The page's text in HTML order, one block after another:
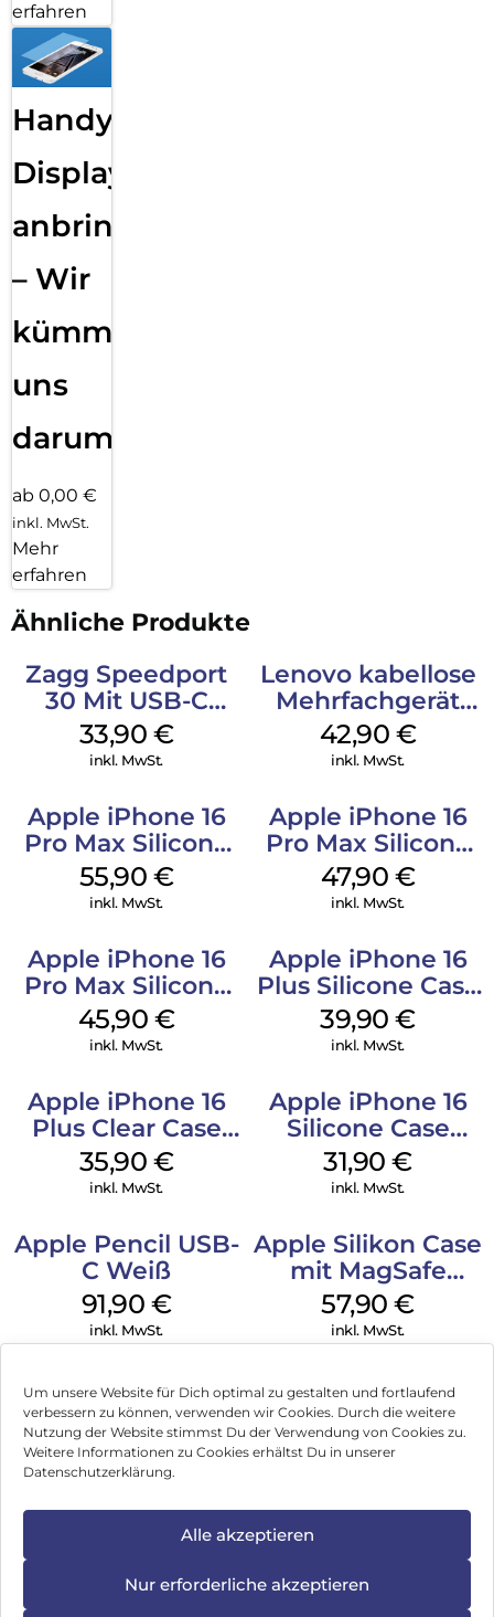
Um unsere Website für Dich optimal zu gestalten und fortlaufend
verbessern zu können, verwenden wir Cookies. Durch die weitere
Nutzung der Website stimmst Du der Verwendung von Cookies zu.
Weitere Informationen zu Cookies erhältst Du in unserer
Datenschutzerklärung.
Alle akzeptieren
Nur erforderliche akzeptieren
erfahren
Handy
Displayfolie
anbringen
– Wir
kümmern
uns
darum!
ab 0,00 €
inkl. MwSt.
Mehr
erfahren
Ähnliche Produkte
Zagg Speedport
30 Mit USB-C
Kabel Weiß
33,90 €
inkl. MwSt.
Lenovo kabellose
Mehrfachgerät
Luna Grey
42,90 €
inkl. MwSt.
Apple iPhone 16
Pro Max Silicone
Case MagSafe
Stone Gray
55,90 €
inkl. MwSt.
Apple iPhone 16
Pro Max Silicone
Case MagSafe
Black
47,90 €
inkl. MwSt.
Apple iPhone 16
Pro Max Silicone
Case MagSafe
Ultramarine
45,90 €
inkl. MwSt.
Apple iPhone 16
Plus Silicone Case
MagSafe Plum
39,90€
inkl. MwSt.
Apple iPhone 16
Plus Clear Case
MagSafe
Transparent
35,90 €
inkl. MwSt.
Apple iPhone 16
Silicone Case
MagSafe Fuchsia
31,90€
inkl. MwSt.
Apple Pencil USB-
C Weiß
91,90 €
inkl. MwSt.
Apple Silikon Case
mit MagSafe
iPhone 14 Pro
(PRODUCT)RED
57,90€
inkl. MwSt.
Impressum